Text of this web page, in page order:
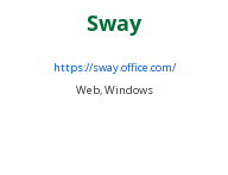
Sway
https://sway.office.com/
Web, Windows